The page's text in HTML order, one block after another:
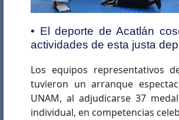
• El deporte de Acatlán
actividades de esta justa
Los equipos representativos
tuvieron un arranque
UNAM, al adjudicarse 37
individual, en competencias